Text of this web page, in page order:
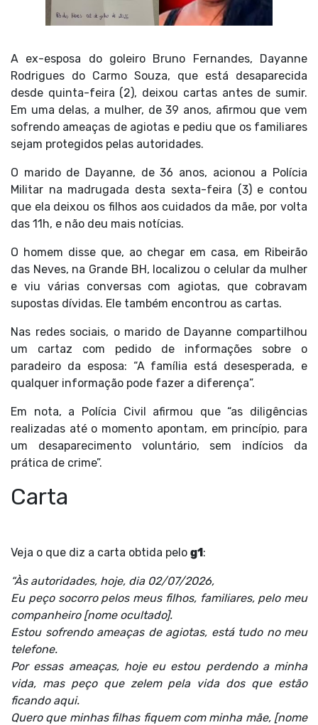
A ex-esposa do goleiro Bruno Fernandes, Dayanne
Rodrigues do Carmo Souza, que está desaparecida
desde quinta-feira (2), deixou cartas antes de sumir.
Em uma delas, a mulher, de 39 anos, afirmou que vem
sofrendo ameaças de agiotas e pediu que os familiares
sejam protegidos pelas autoridades.
O marido de Dayanne, de 36 anos, acionou a Polícia
Militar na madrugada desta sexta-feira (3) e contou
que ela deixou os filhos aos cuidados da mãe, por volta
das 11h, e não deu mais notícias.
O homem disse que, ao chegar em casa, em Ribeirão
das Neves, na Grande BH, localizou o celular da mulher
e viu várias conversas com agiotas, que cobravam
supostas dívidas. Ele também encontrou as cartas.
Nas redes sociais, o marido de Dayanne compartilhou
um cartaz com pedido de informações sobre o
paradeiro da esposa: “A família está desesperada, e
qualquer informação pode fazer a diferença”.
Em nota, a Polícia Civil afirmou que “as diligências
realizadas até o momento apontam, em princípio, para
um desaparecimento voluntário, sem indícios da
prática de crime”.
Carta
Veja o que diz a carta obtida pelo g1:
“Às autoridades, hoje, dia 02/07/2026,
Eu peço socorro pelos meus filhos, familiares, pelo meu
companheiro [nome ocultado].
Estou sofrendo ameaças de agiotas, está tudo no meu
telefone.
Por essas ameaças, hoje eu estou perdendo a minha
vida, mas peço que zelem pela vida dos que estão
ficando aqui.
Quero que minhas filhas fiquem com minha mãe, [nome